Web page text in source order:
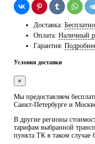
Доставка:
Оплата: Наличный
Гарантия:
Условия доставки
×
Мы предоставляем
Санкт-Петербурге и
В другие регионы
тарифам выбранной
пункта ТК в таком случае